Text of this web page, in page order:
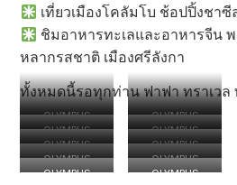
เที่ยวเมืองโคลัมโบ ช้อปปิ้งชา
ชิมอาหารทะเลและอาหารจีน
หลากรสชาติ เมืองศรีลังกา
ทั้งหมดนี้รอทุกท่าน ฟาฟา ทราเวล
OLYMPUS
DIGITAL
CAMERA
OLYMPUS
DIGITAL
CAMERA
OLYMPUS
DIGITAL
CAMERA
OLYMPUS
DIGITAL
CAMERA
OLYMPUS
DIGITAL
OLYMPUS
DIGITAL
OLYMPUS
DIGITAL
OLYMPUS
DIGITAL
OLYMPUS
OLYMPUS